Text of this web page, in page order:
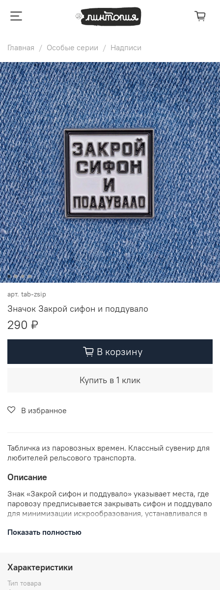
Главная Особые серии Надписи
арт. tab-zsip
Значок Закрой сифон и поддувало
290 ₽
В корзину
Купить в 1 клик
В избранное
Табличка из паровозных времен. Классный сувенир для
любителей рельсового транспорта.
Описание
Знак «Закрой сифон и поддувало» указывает места, где
паровозу предписывается закрывать сифон и поддувало
для минимизации искрообразования, устанавливался в
транспорта и железнодорожников.
Показать полностью
Характеристики
Тип товара